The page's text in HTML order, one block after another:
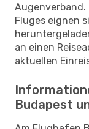
Fluges eignen
an einen
aktuellen
Budapest